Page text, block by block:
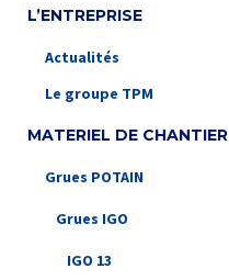
L’ENTREPRISE
Actualités
Le groupe TPM
MATERIEL DE CHANTIER
Grues POTAIN
Grues IGO
IGO 13